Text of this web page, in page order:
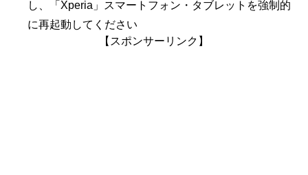
し、「Xperia」スマートフォン・タブレットを強制的
に再起動してください
【スポンサーリンク】